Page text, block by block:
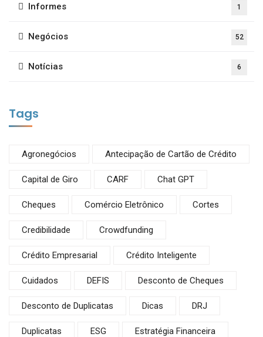
Informes 1
Negócios 52
Notícias 6
Tags
Agronegócios Antecipação de Cartão de Crédito
Capital de Giro CARF Chat GPT
Cheques Comércio Eletrônico Cortes
Credibilidade Crowdfunding
Crédito Empresarial Crédito Inteligente
Cuidados DEFIS Desconto de Cheques
Desconto de Duplicatas Dicas DRJ
Duplicatas ESG Estratégia Financeira